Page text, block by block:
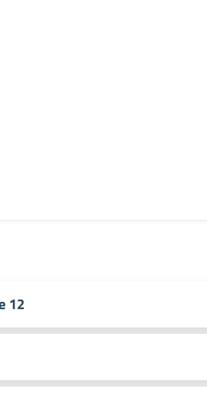
12